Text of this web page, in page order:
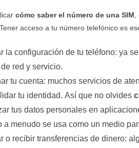
cómo saber el número de una SIM
acceso a tu número telefónico es
la configuración de tu teléfono: ya
red y servicio.
tu cuenta: muchos servicios de
tu identidad. Así que no olvides
tus datos personales en
a menudo se usa como un medio
o recibir transferencias de dinero: